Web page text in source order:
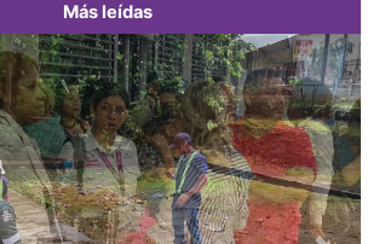
Más leídas